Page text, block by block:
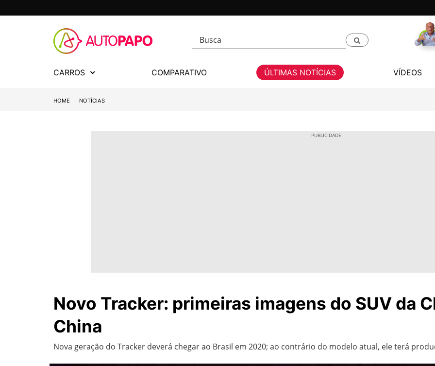
CARROS COMPARATIVO ÚLTIMAS NOTÍCIAS VÍDEOS
HOME NOTÍCIAS
Novo Tracker: primeiras imagens do SUV da
China
Nova geração do Tracker deverá chegar ao Brasil em 2020; ao contrário do modelo atual, ele terá